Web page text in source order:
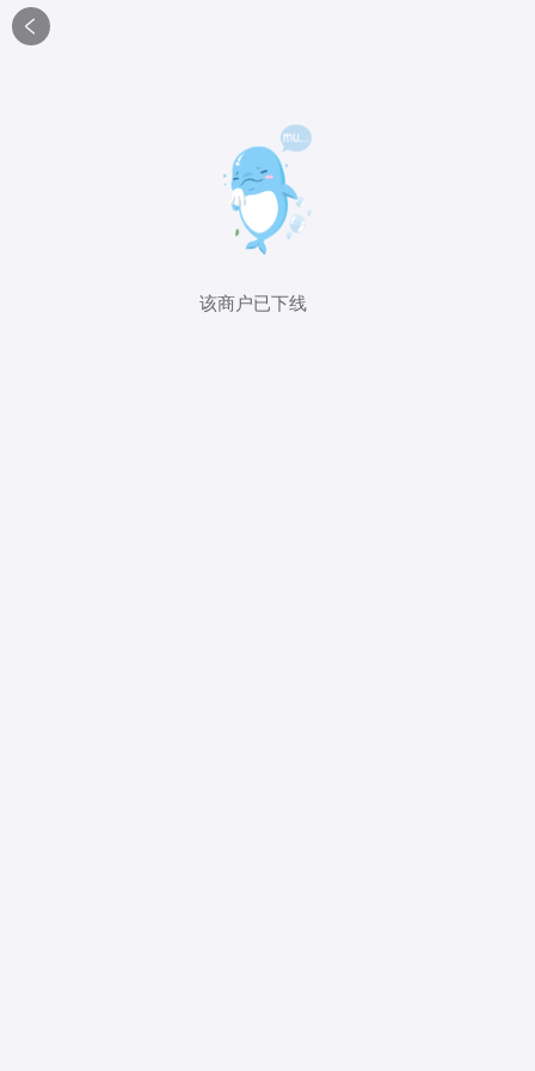

该商户已下线